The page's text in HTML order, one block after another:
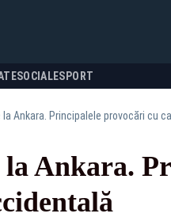
SOCIALESPORT
la Ankara. Principalele provocări cu
Ankara.